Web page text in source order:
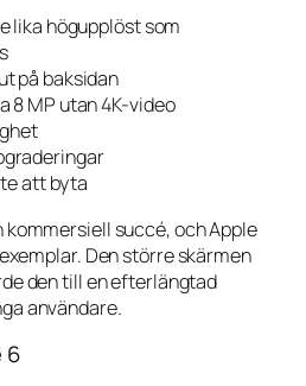
lika högupplöst som
på baksidan
8 MP utan 4K-video
att byta
kommersiell succé, och Apple
Den större skärmen
den till en efterlängtad
användare.
6